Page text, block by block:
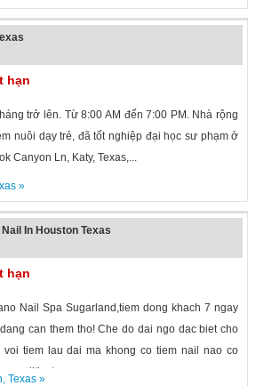
hạn
trở lên. Từ 8:00 AM đến 7:00 PM. Nhà rộng
nuôi dạy trẻ, đã tốt nghiệp đại học sư phạm ở
Canyon Ln, Katy, Texas,...
»
In Houston Texas
hạn
Nail Spa Sugarland,tiem dong khach 7 ngay
can them tho! Che do dai ngo dac biet cho
voi tiem lau dai ma khong co tiem nail nao co
call/text...
, Texas»